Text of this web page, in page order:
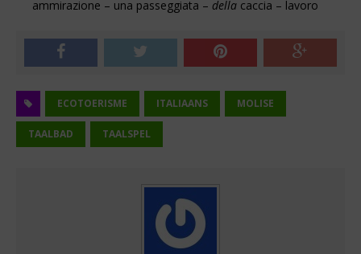
ammirazione – una passeggiata – della caccia – lavoro
ECOTOERISME ITALIAANS MOLISE
TAALBAD TAALSPEL